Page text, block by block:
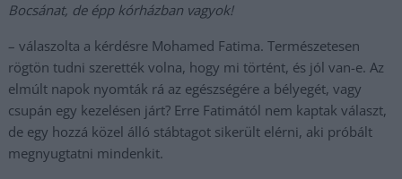
Bocsánat, de épp kórházban vagyok!
– válaszolta a kérdésre Mohamed Fatima. Természetesen
rögtön tudni szerették volna, hogy mi történt, és jól van-e. Az
elmúlt napok nyomták rá az egészségére a bélyegét, vagy
csupán egy kezelésen járt? Erre Fatimától nem kaptak választ,
de egy hozzá közel álló stábtagot sikerült elérni, aki próbált
megnyugtatni mindenkit.